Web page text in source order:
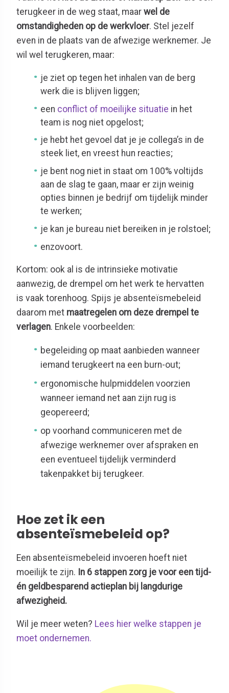
terugkeer in de weg staat, maar wel de
omstandigheden op de werkvloer. Stel jezelf
even in de plaats van de afwezige werknemer. Je
wil wel terugkeren, maar:
je ziet op tegen het inhalen van de berg
werk die is blijven liggen;
een conflict of moeilijke situatie in het
team is nog niet opgelost;
je hebt het gevoel dat je je collega’s in de
steek liet, en vreest hun reacties;
je bent nog niet in staat om 100% voltijds
aan de slag te gaan, maar er zijn weinig
opties binnen je bedrijf om tijdelijk minder
te werken;
je kan je bureau niet bereiken in je rolstoel;
enzovoort.
Kortom: ook al is de intrinsieke motivatie
aanwezig, de drempel om het werk te hervatten
is vaak torenhoog. Spijs je absenteïsmebeleid
daarom met maatregelen om deze drempel te
verlagen. Enkele voorbeelden:
begeleiding op maat aanbieden wanneer
iemand terugkeert na een burn-out;
ergonomische hulpmiddelen voorzien
wanneer iemand net aan zijn rug is
geopereerd;
op voorhand communiceren met de
afwezige werknemer over afspraken en
een eventueel tijdelijk verminderd
takenpakket bij terugkeer.
Hoe zet ik een
absenteïsmebeleid op?
Een absenteïsmebeleid invoeren hoeft niet
moeilijk te zijn. In 6 stappen zorg je voor een tijd-
én geldbesparend actieplan bij langdurige
afwezigheid.
Wil je meer weten? Lees hier welke stappen je
moet ondernemen.